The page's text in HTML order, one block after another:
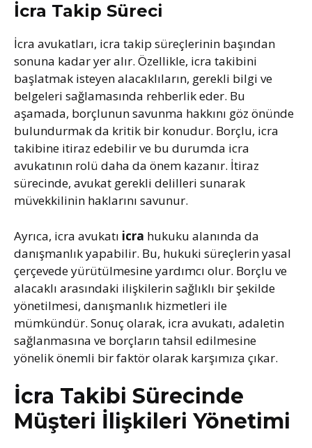
İcra Takip Süreci
İcra avukatları, icra takip süreçlerinin başından
sonuna kadar yer alır. Özellikle, icra takibini
başlatmak isteyen alacaklıların, gerekli bilgi ve
belgeleri sağlamasında rehberlik eder. Bu
aşamada, borçlunun savunma hakkını göz önünde
bulundurmak da kritik bir konudur. Borçlu, icra
takibine itiraz edebilir ve bu durumda icra
avukatının rolü daha da önem kazanır. İtiraz
sürecinde, avukat gerekli delilleri sunarak
müvekkilinin haklarını savunur.
Ayrıca, icra avukatı icra hukuku alanında da
danışmanlık yapabilir. Bu, hukuki süreçlerin yasal
çerçevede yürütülmesine yardımcı olur. Borçlu ve
alacaklı arasındaki ilişkilerin sağlıklı bir şekilde
yönetilmesi, danışmanlık hizmetleri ile
mümkündür. Sonuç olarak, icra avukatı, adaletin
sağlanmasına ve borçların tahsil edilmesine
yönelik önemli bir faktör olarak karşımıza çıkar.
İcra Takibi Sürecinde
Müşteri İlişkileri Yönetimi